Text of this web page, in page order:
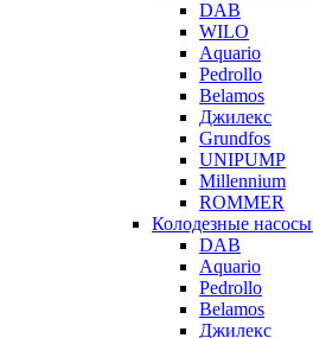
DAB
WILO
Aquario
Pedrollo
Belamos
Джилекс
Grundfos
UNIPUMP
Millennium
ROMMER
Колодезные насосы
DAB
Aquario
Pedrollo
Belamos
Джилекс